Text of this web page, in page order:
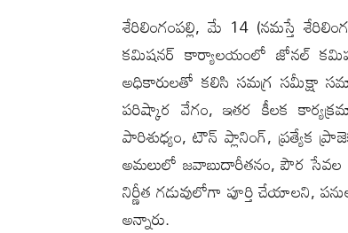
శేరిలింగంప‌ల్లి, మే 14 (న‌మ‌స్తే
కమిషనర్ కార్యాలయంలో జోనల్
అధికారులతో కలిసి సమగ్ర సమీక్షా
పరిష్కార వేగం, ఇతర కీలక
పారిశుధ్యం, టౌన్ ప్లానింగ్, ప్రత్యేక
అమలులో జవాబుదారీతనం, పౌర సేవల
నిర్ణీత గడువులోగా పూర్తి చేయాల‌ని,
అన్నారు.